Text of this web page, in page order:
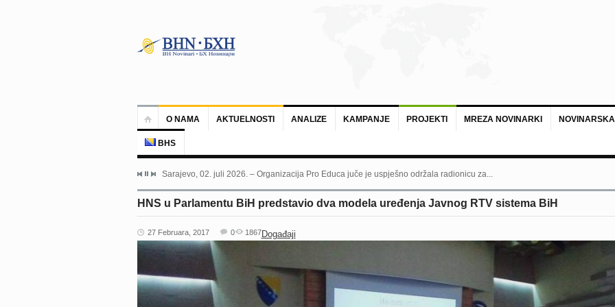
O NAMA AKTUELNOSTI ANALIZE KAMPANJE PROJEKTI MREZA NOVINARKI
BHS
Sarajevo, 02. juli 2026. – Organizacija Pro Educa juče je uspješno održala radionicu za...
HNS u Parlamentu BiH predstavio dva modela uređenja Javnog RTV sistema BiH
27 Februara, 2017 Događaji
0 1867